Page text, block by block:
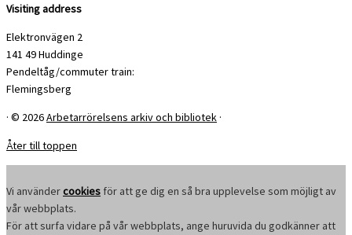
Visiting address
Elektronvägen 2
141 49 Huddinge
Pendeltåg/commuter train:
Flemingsberg
· © 2026Arbetarrörelsens arkiv och bibliotek ·
Åter till toppen
Vi användercookies för att ge dig en så bra upplevelse som möjligt av
vår webbplats.
För att surfa vidare på vår webbplats, ange huruvida du godkänner att